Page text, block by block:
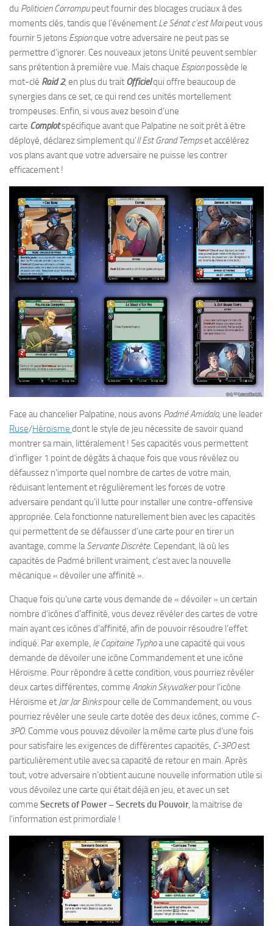
du Politicien Corrompupeut fournir des blocages cruciaux à des
moments clés, tandis que l’événement Le Sénat c’est Moipeut vous
fournir 5 jetons Espionque votre adversaire ne peut pas se
permettre d’ignorer. Ces nouveaux jetons Unité peuvent sembler
sans prétention à première vue. Mais chaque Espionpossède le
mot-clé Raid 2, en plus du trait Officielqui offre beaucoup de
synergies dans ce set, ce qui rend ces unités mortellement
trompeuses. Enfin, si vous avez besoin d’une
carte Complotspécifique avant que Palpatine ne soit prêt à être
déployé, déclarez simplement qu’Il Est Grand Tempset accélérez
vos plans avant que votre adversaire ne puisse les contrer
efficacement !
Face au chancelier Palpatine, nous avons Padmé Amidala, une leader
Ruse/Héroïsme dont le style de jeu nécessite de savoir quand
montrer sa main, littéralement ! Ses capacités vous permettent
d’infliger 1 point de dégâts à chaque fois que vous révélez ou
défaussez n’importe quel nombre de cartes de votre main,
réduisant lentement et régulièrement les forces de votre
adversaire pendant qu’il lutte pour installer une contre-offensive
appropriée. Cela fonctionne naturellement bien avec les capacités
qui permettent de se défausser d’une carte pour en tirer un
avantage, comme laServante Discrète. Cependant, là où les
capacités de Padmé brillent vraiment, c’est avec la nouvelle
mécanique « dévoiler une affinité ».
Chaque fois qu’une carte vous demande de « dévoiler » un certain
nombre d’icônes d’affinité, vous devez révéler des cartes de votre
main ayant ces icônes d’affinité, afin de pouvoir résoudre l’effet
indiqué. Par exemple, le Capitaine Typhoa une capacité qui vous
demande de dévoiler une icône Commandement et une icône
Héroïsme. Pour répondre à cette condition, vous pourriez révéler
deux cartes différentes, comme Anakin Skywalkerpour l’icône
Héroïsme et Jar Jar Binkspour celle de Commandement, ou vous
pourriez révéler une seule carte dotée des deux icônes, comme C-
3PO. Comme vous pouvez dévoiler la même carte plus d’une fois
pour satisfaire les exigences de différentes capacités, C-3POest
particulièrement utile avec sa capacité de retour en main. Après
tout, votre adversaire n’obtient aucune nouvelle information utile si
vous dévoilez une carte qui était déjà en jeu, et avec un set
comme Secrets of Power – Secrets du Pouvoir, la maitrise de
l’information est primordiale !